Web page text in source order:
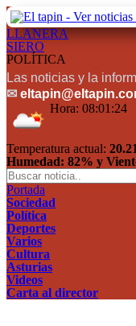
LLANERA
SIERO
POLÍTICA
Las noticias y la
✉
Hora: 08:01:25
Temperatura actual: 20.21
Humedad: 82% y
Portada
Sociedad
Política
Deportes
Varios
Cultura
Asturias
Videos
Carta al director